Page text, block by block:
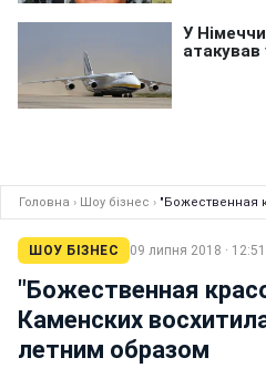
Головна › Шоу бізнес › "Божественная
ШОУ БІЗНЕС 09 липня 2018 · 12:51
"Божественная
Каменских
летним образом